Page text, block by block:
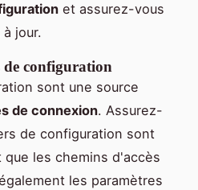
et assurez-vous
jour.
de configuration
sont une source
de connexion. Assurez-
de configuration sont
les chemins d'accès
les paramètres